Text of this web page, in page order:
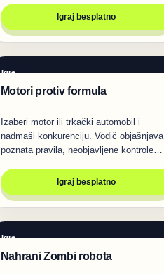
Igraj besplatno
Igre
Motori protiv formula
Izaberi motor ili trkački automobil i
nadmaši konkurenciju. Vodič objašnjava
poznata pravila, neobjavljene kontrole…
Igraj besplatno
Igre
Nahrani Zombi robota